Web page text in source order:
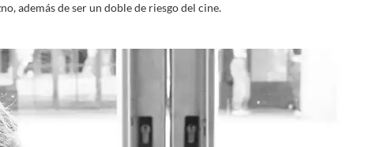
además de ser un doble de riesgo del cine.